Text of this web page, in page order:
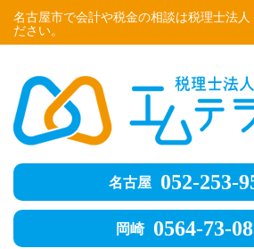
名古屋市で会計や税金の相談は税理士法人
ださい。
名古屋 052-253-
岡崎 0564-73-